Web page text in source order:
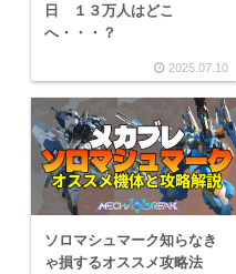
日 １３万人はどこ
へ・・・？
2025.07.10
ソロマシュマーク知らなき
ゃ損するオススメ攻略法